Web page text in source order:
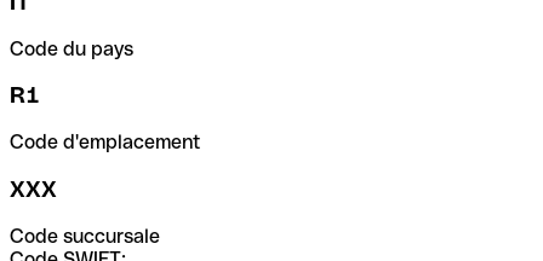
Code du pays
R1
Code d'emplacement
XXX
Code succursale